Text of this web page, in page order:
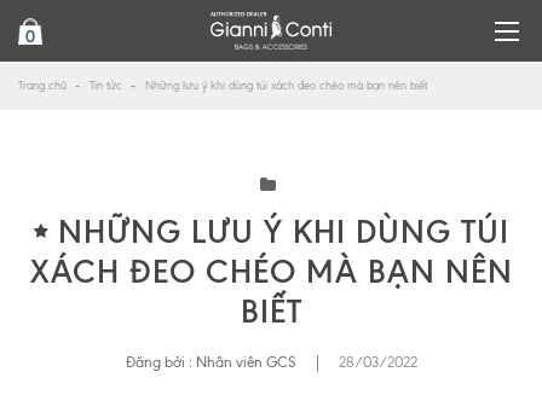
0
Trang chủ Tin tức Những lưu ý khi dùng túi xách đeo chéo mà bạn nên biết
NHỮNG LƯU Ý KHI DÙNG TÚI
XÁCH ĐEO CHÉO MÀ BẠN NÊN
BIẾT
Đăng bởi : Nhân viên GCS 28/03/2022